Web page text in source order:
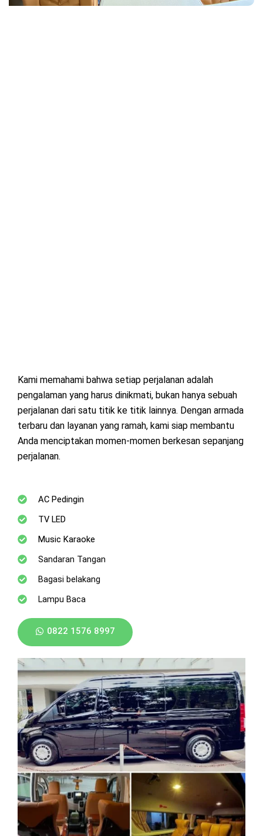
Kami memahami bahwa setiap perjalanan adalah
pengalaman yang harus dinikmati, bukan hanya sebuah
perjalanan dari satu titik ke titik lainnya. Dengan armada
terbaru dan layanan yang ramah, kami siap membantu
Anda menciptakan momen-momen berkesan sepanjang
perjalanan.
AC Pedingin
TV LED
Music Karaoke
Sandaran Tangan
Bagasi belakang
Lampu Baca
0822 1576 8997